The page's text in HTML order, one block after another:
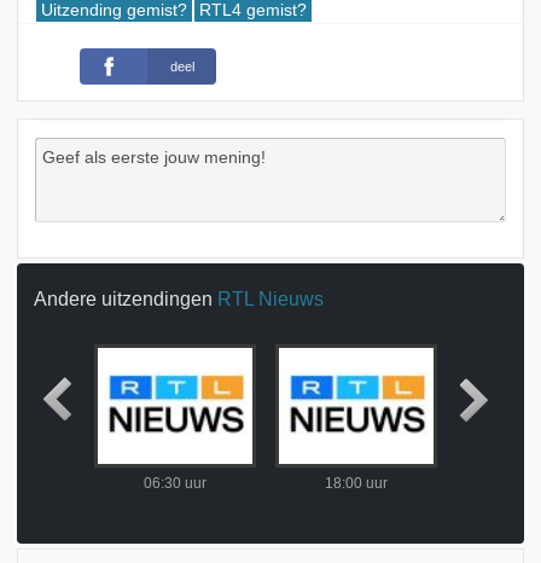
Uitzending gemist? RTL4 gemist?
deel
Andere uitzendingen RTL Nieuws
06:30 uur 18:00 uur